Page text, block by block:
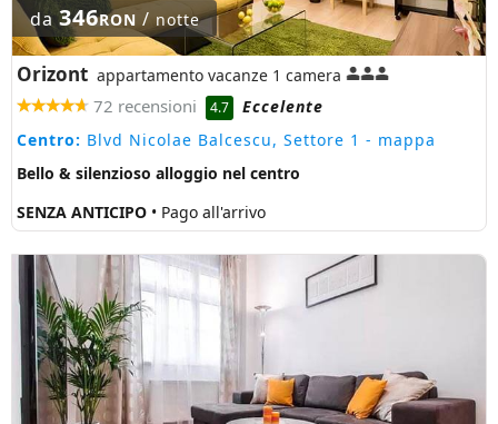
da346RON / notte
Orizont appartamento vacanze 1 camera
72 recensioni 4.7
Eccelente
Centro: Blvd Nicolae Balcescu, Settore 1 - mappa
Bello & silenzioso alloggio nel centro
SENZA ANTICIPO • Pago all'arrivo